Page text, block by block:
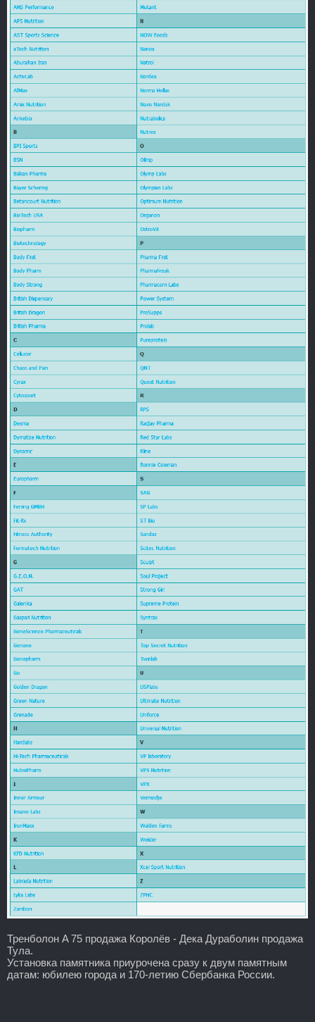
Тренболон A 75 продажа Королёв - Дека Дураболин продажа
Тула.
Установка памятника приурочена сразу к двум памятным
датам: юбилею города и 170-летию Сбербанка России.